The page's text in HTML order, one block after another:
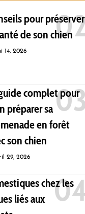
pour préserver
de son chien
14, 2026
complet pour
préparer sa
en forêt
son chien
29, 2026
chez les
liés aux